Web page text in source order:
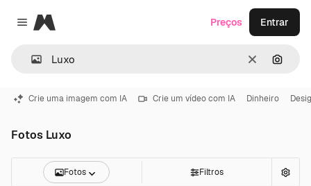
Close menu
Magnific
Limpar
Preços Entrar
Crie uma imagem com IA Crie um vídeo com IA Dinheiro
Fotos Luxo
Fotos Filtros